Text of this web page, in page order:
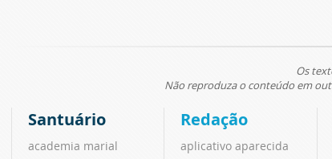
Os
Não reproduza o conteúdo em
Santuário
academia marial
Redação
aplicativo aparecida